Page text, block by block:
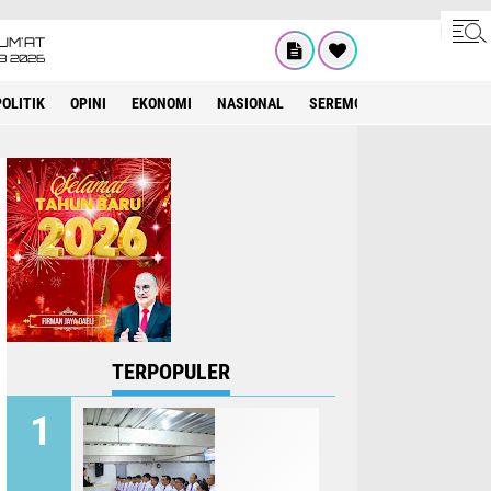
2026
OPINI EKONOMI NASIONAL SEREMONIAL
TERPOPULER